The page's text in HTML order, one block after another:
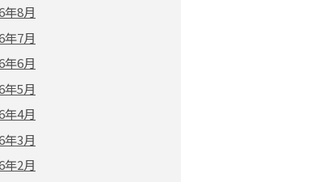
年8月
年7月
年6月
年5月
年4月
年3月
年2月